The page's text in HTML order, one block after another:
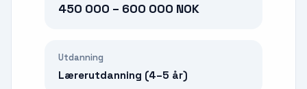
450 000 – 600 000 NOK
Utdanning
Lærerutdanning (4–5 år)